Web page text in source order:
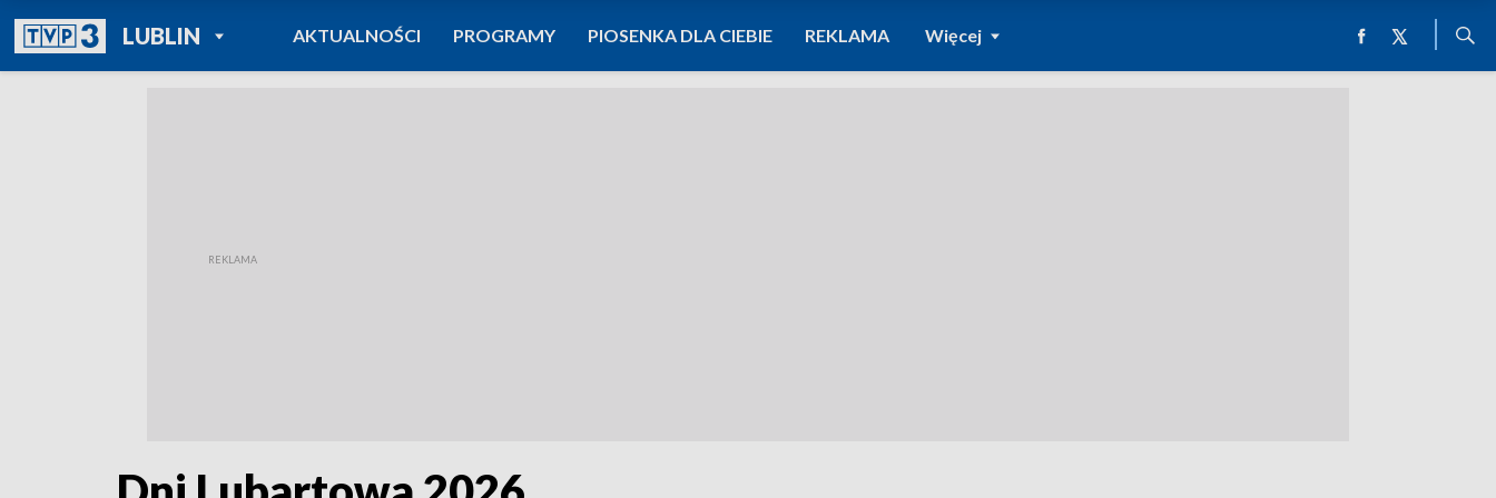
LUBLINPOWRÓT DO
TVP REGIONY
AKTUALNOŚCI PROGRAMY PIOSENKA DLA CIEBIE REKLAMA Więcej